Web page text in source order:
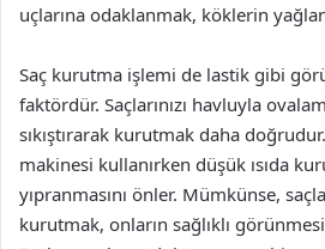
uçlarına odaklanmak, köklerin
Saç kurutma işlemi de lastik gibi
faktördür. Saçlarınızı havluyla
sıkıştırarak kurutmak daha
makinesi kullanırken düşük ısıda
yıpranmasını önler. Mümkünse,
kurutmak, onların sağlıklı